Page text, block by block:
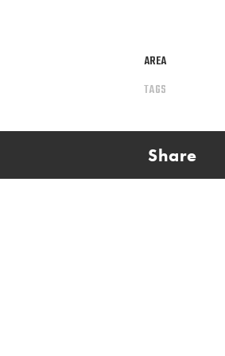
AREA
TAGS
Share